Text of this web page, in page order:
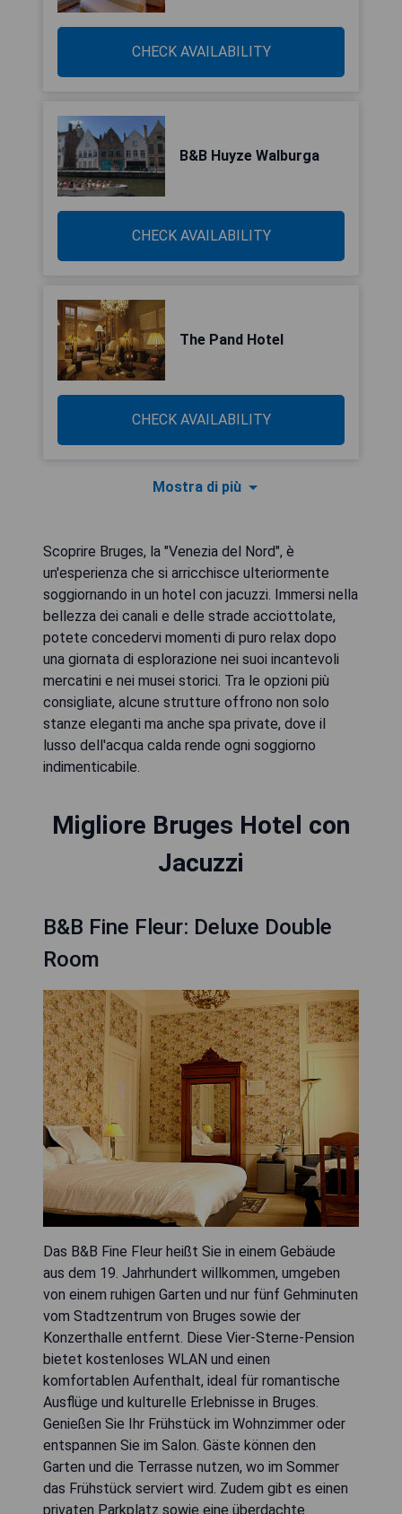
CHECK AVAILABILITY
B&B Huyze Walburga
CHECK AVAILABILITY
The Pand Hotel
CHECK AVAILABILITY
Mostra di più
Scoprire Bruges, la "Venezia del Nord", è
un'esperienza che si arricchisce ulteriormente
soggiornando in un hotel con jacuzzi. Immersi nella
bellezza dei canali e delle strade acciottolate,
potete concedervi momenti di puro relax dopo
una giornata di esplorazione nei suoi incantevoli
mercatini e nei musei storici. Tra le opzioni più
consigliate, alcune strutture offrono non solo
stanze eleganti ma anche spa private, dove il
lusso dell'acqua calda rende ogni soggiorno
indimenticabile.
Migliore Bruges Hotel con
Jacuzzi
B&B Fine Fleur: Deluxe Double
Room
Das B&B Fine Fleur heißt Sie in einem Gebäude
aus dem 19. Jahrhundert willkommen, umgeben
von einem ruhigen Garten und nur fünf Gehminuten
vom Stadtzentrum von Bruges sowie der
Konzerthalle entfernt. Diese Vier-Sterne-Pension
bietet kostenloses WLAN und einen
komfortablen Aufenthalt, ideal für romantische
Ausflüge und kulturelle Erlebnisse in Bruges.
Genießen Sie Ihr Frühstück im Wohnzimmer oder
entspannen Sie im Salon. Gäste können den
Garten und die Terrasse nutzen, wo im Sommer
das Frühstück serviert wird. Zudem gibt es einen
privaten Parkplatz sowie eine überdachte